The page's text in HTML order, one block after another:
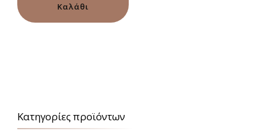
Καλάθι
Κατηγορίες προϊόντων